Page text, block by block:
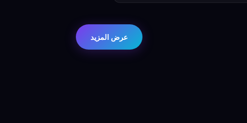
عرض المزيد